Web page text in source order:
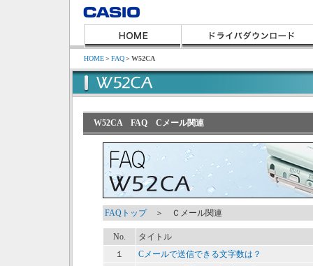
HOME＞FAQ＞W52CA
W52CA FAQ Cメール関連
FAQトップ＞ Ｃメール関連
No.
タイトル
１
Cメールで送信できる文字数は？